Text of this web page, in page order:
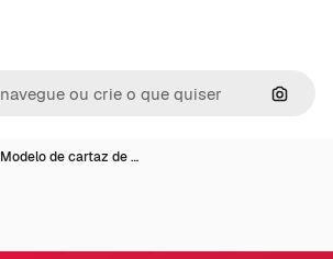
Modelo de cartaz de …